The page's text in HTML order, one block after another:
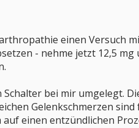
einen Versuch
- nehme jetzt 12,5
bei mir umgelegt.
Gelenkschmerzen sind
einen entzündlichen